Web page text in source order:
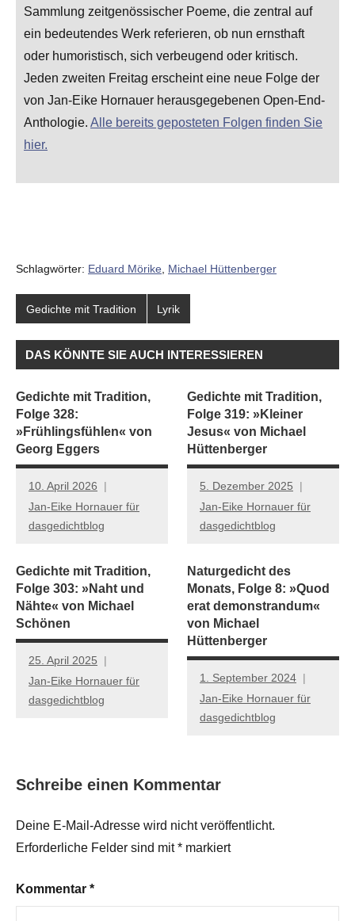
Sammlung zeitgenössischer Poeme, die zentral auf
ein bedeutendes Werk referieren, ob nun ernsthaft
oder humoristisch, sich verbeugend oder kritisch.
Jeden zweiten Freitag erscheint eine neue Folge der
von Jan-Eike Hornauer herausgegebenen Open-End-
Anthologie. Alle bereits geposteten Folgen finden Sie
hier.
Schlagwörter: Eduard Mörike Michael Hüttenberger
Gedichte mit Tradition Lyrik
DAS KÖNNTE SIE AUCH INTERESSIEREN
Gedichte mit Tradition,
Folge 328:
»Frühlingsfühlen« von
Georg Eggers
10. April 2026
Jan-Eike Hornauer für
dasgedichtblog
Gedichte mit Tradition,
Folge 319: »Kleiner
Jesus« von Michael
Hüttenberger
5. Dezember 2025
Jan-Eike Hornauer für
dasgedichtblog
Gedichte mit Tradition,
Folge 303: »Naht und
Nähte« von Michael
Schönen
25. April 2025
Jan-Eike Hornauer für
dasgedichtblog
Naturgedicht des
Monats, Folge 8: »Quod
erat demonstrandum«
von Michael
Hüttenberger
1. September 2024
Jan-Eike Hornauer für
dasgedichtblog
Schreibe einen Kommentar
Deine E-Mail-Adresse wird nicht veröffentlicht.
Erforderliche Felder sind mit* markiert
Kommentar *